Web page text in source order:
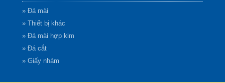
» Đá mài
» Thiết bị khác
» Đá mài hợp kim
» Đá cắt
» Giấy nhám